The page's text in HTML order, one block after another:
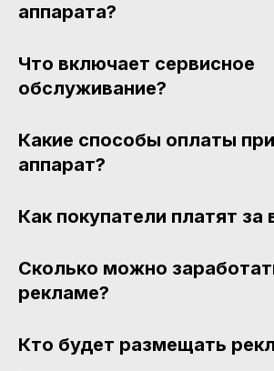
аппарата?
Что включает сервисное
обслуживание?
Какие способы оплаты
аппарат?
Как покупатели платят за
Сколько можно
рекламе?
Кто будет размещать